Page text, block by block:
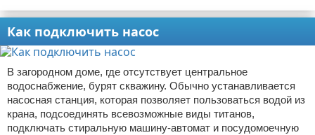
Как подключить насос
В загородном доме, где отсутствует центральное
водоснабжение, бурят скважину. Обычно устанавливается
насосная станция, которая позволяет пользоваться водой из
крана, подсоединять всевозможные виды титанов,
подключать стиральную машину-автомат и посудомоечную